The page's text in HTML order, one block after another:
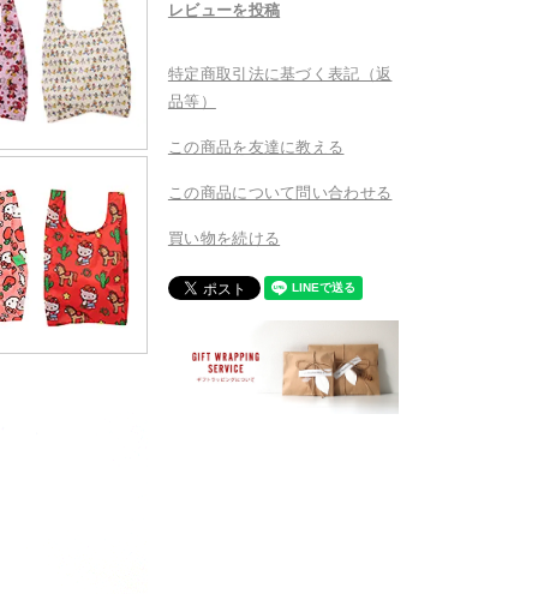
レビューを投稿
特定商取引法に基づく表記（返
品等）
この商品を友達に教える
この商品について問い合わせる
買い物を続ける